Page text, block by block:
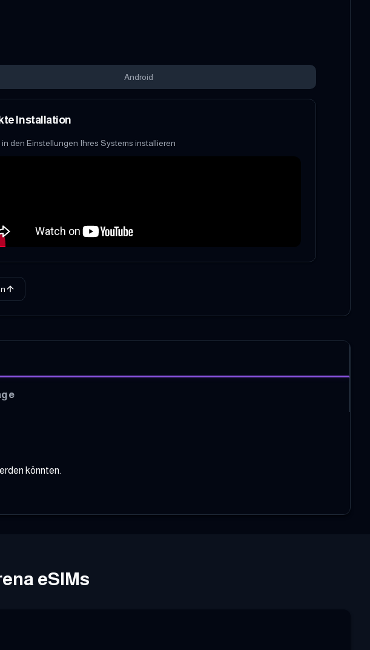
Android
Installation
in den Einstellungen Ihres Systems installieren
könnten.
eSIMs